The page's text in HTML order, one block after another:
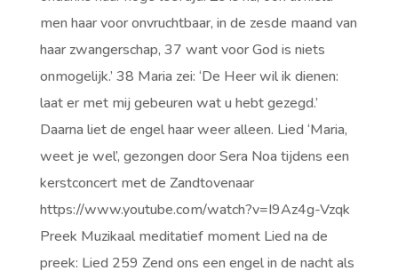
men haar voor onvruchtbaar, in de zesde maand van
haar zwangerschap, 37 want voor God is niets
onmogelijk.’ 38 Maria zei: ‘De Heer wil ik dienen:
laat er met mij gebeuren wat u hebt gezegd.’
Daarna liet de engel haar weer alleen. Lied ‘Maria,
weet je wel’, gezongen door Sera Noa tijdens een
kerstconcert met de Zandtovenaar
https://www.youtube.com/watch?v=I9Az4g-Vzqk
Preek Muzikaal meditatief moment Lied na de
preek: Lied 259 Zend ons een engel in de nacht als